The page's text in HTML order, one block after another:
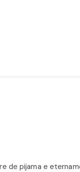
de pijama e